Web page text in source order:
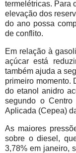
termelétricas. Para
elevação dos
do ano possa
de conflito.
Em relação à
açúcar está
também ajuda a
primeiro momento.
do etanol anidro
segundo o Centro
Aplicada (Cepea)
As maiores
sobre o diesel,
3,78% em janeiro,